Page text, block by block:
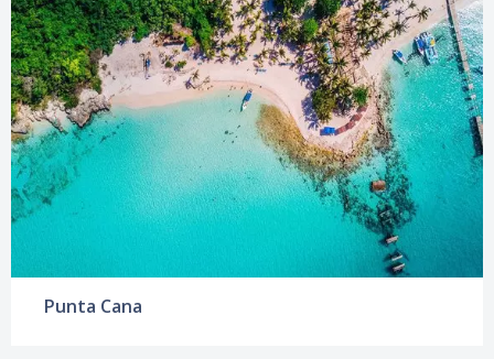
Punta Cana